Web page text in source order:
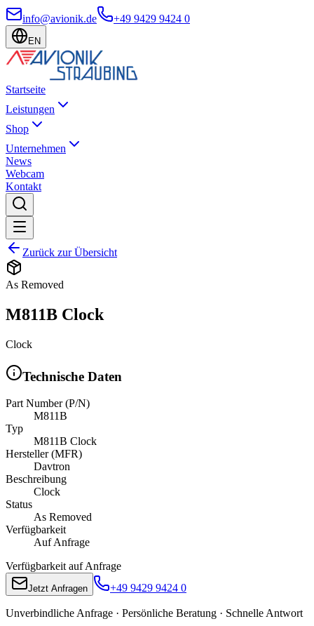
info@avionik.de +49 9429 9424 0
EN
Startseite
Leistungen
Shop
Unternehmen
News
Webcam
Kontakt
Zurück zur Übersicht
As Removed
M811B Clock
Clock
Technische Daten
Part Number (P/N)
M811B
Typ
M811B Clock
Hersteller (MFR)
Davtron
Beschreibung
Clock
Status
As Removed
Verfügbarkeit
Auf Anfrage
Verfügbarkeit auf Anfrage
Jetzt Anfragen +49 9429 9424 0
Unverbindliche Anfrage · Persönliche Beratung · Schnelle Antwort